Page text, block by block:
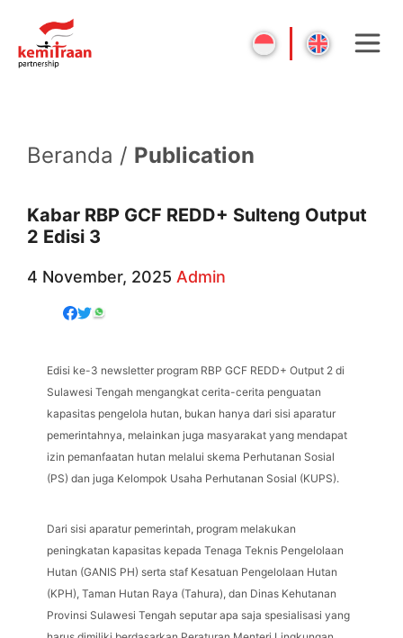
Beranda / Publication
Kabar RBP GCF REDD+ Sulteng Output
2 Edisi 3
4 November, 2025 Admin
Edisi ke-3 newsletter program RBP GCF REDD+ Output 2 di
Sulawesi Tengah mengangkat cerita-cerita penguatan
kapasitas pengelola hutan, bukan hanya dari sisi aparatur
pemerintahnya, melainkan juga masyarakat yang mendapat
izin pemanfaatan hutan melalui skema Perhutanan Sosial
(PS) dan juga Kelompok Usaha Perhutanan Sosial (KUPS).
Dari sisi aparatur pemerintah, program melakukan
peningkatan kapasitas kepada Tenaga Teknis Pengelolaan
Hutan (GANIS PH) serta staf Kesatuan Pengelolaan Hutan
(KPH), Taman Hutan Raya (Tahura), dan Dinas Kehutanan
Provinsi Sulawesi Tengah seputar apa saja spesialisasi yang